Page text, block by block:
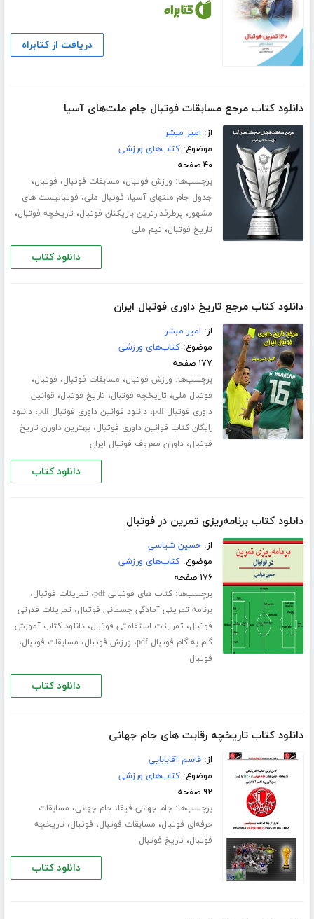
دریافت از کتابراه
دانلود کتاب مرجع مسابقات فوتبال جام ملت‌های آسیا
از: امیر مبشر
موضوع:کتاب‌های ورزشی
۴۰ صفحه
برچسب‌ها: ورزش فوتبال، مسابقات فوتبال، فوتبال،
جدول جام ملتهای آسیا، فوتبال ملی، فوتبالیست های
مشهور، پرطرفدارترین بازیکنان فوتبال، تاریخچه فوتبال،
تاریخ فوتبال، تیم ملی
دانلود کتاب
دانلود کتاب مرجع تاریخ داوری فوتبال ایران
از: امیر مبشر
موضوع:کتاب‌های ورزشی
۱۷۷ صفحه
برچسب‌ها: ورزش فوتبال، مسابقات فوتبال، فوتبال،
فوتبال ملی، تاریخچه فوتبال، تاریخ فوتبال، قوانین
داوری فوتبال pdf
،دانلود قوانین داوری فوتبال pdf ،دانلود
رایگان کتاب قوانین داوری فوتبال،بهترین داوران تاریخ
فوتبال،داوران معروف فوتبال ایران
دانلود کتاب
دانلود کتاب برنامه‌ریزی تمرین در فوتبال
از:حسین شیاسی
موضوع:کتاب‌های ورزشی
۱۷۶ صفحه
برچسب‌ها:کتاب های فوتبالی pdf ، تمرینات فوتبال،
برنامه تمرینی آمادگی جسمانی فوتبال، تمرینات قدرتی
فوتبال، تمرینات استقامتی فوتبال،دانلود کتاب آموزش
گام به گام فوتبال pdf
، ورزش فوتبال، مسابقات فوتبال،
فوتبال
دانلود کتاب
دانلود کتاب تاریخچه رقابت های جام جهانی
از:قاسم آقابابایی
موضوع:کتاب‌های ورزشی
۹۲ صفحه
برچسب‌ها: جام جهانی فیفا، جام جهانی، مسابقات
حرفه‌ای فوتبال، مسابقات فوتبال، فوتبال، تاریخچه
فوتبال، تاریخ فوتبال
دانلود کتاب